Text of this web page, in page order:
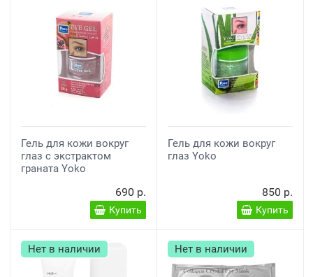
Гель для кожи вокруг
глаз с экстрактом
граната Yoko
690 р.
Купить
Гель для кожи вокруг
глаз Yoko
850 р.
Купить
Нет в наличии Нет в наличии